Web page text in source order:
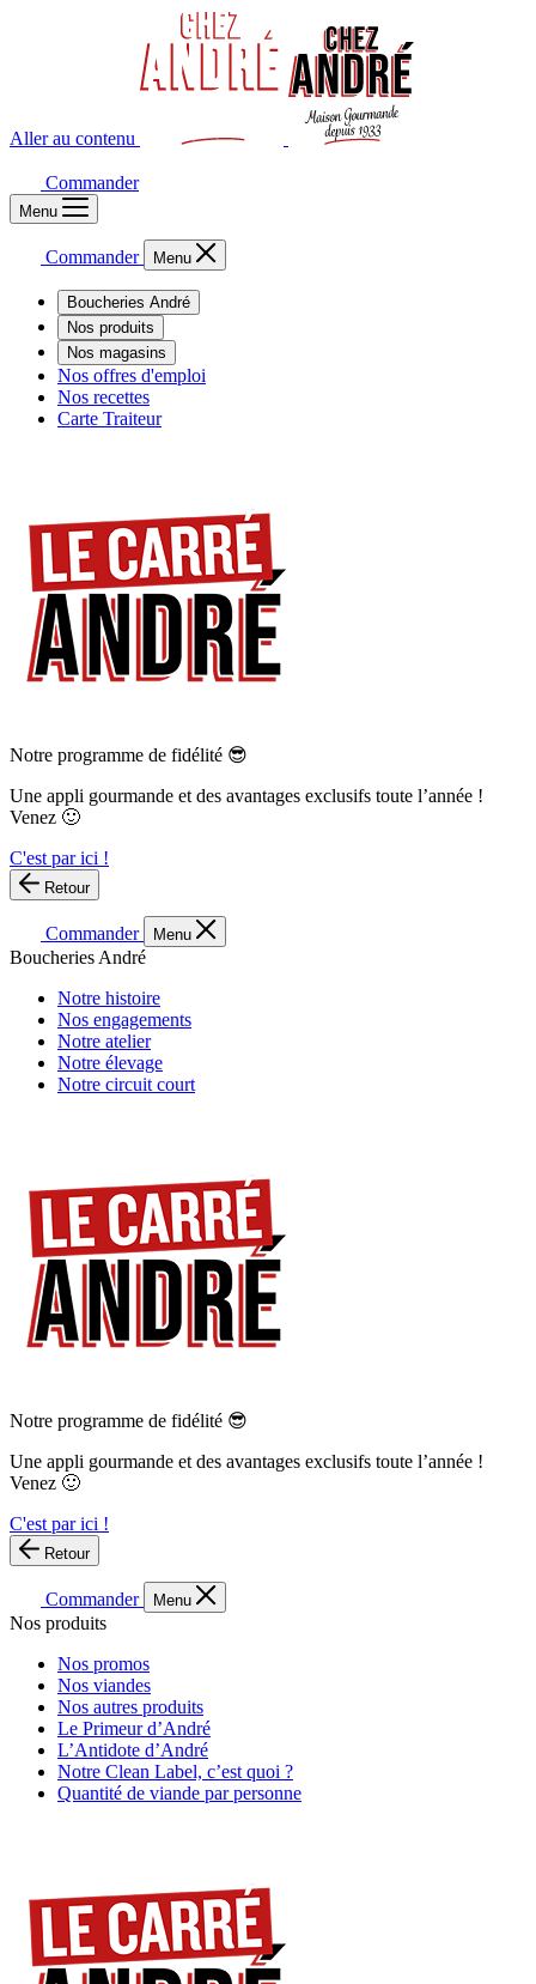
Aller au contenu
Commander
Menu
Commander Menu
Boucheries André
Nos produits
Nos magasins
Nos offres d'emploi
Nos recettes
Carte Traiteur
Notre programme de fidélité 😎
Une appli gourmande et des avantages exclusifs toute l’année !
Venez 🙂
C'est par ici !
Retour
Commander Menu
Boucheries André
Notre histoire
Nos engagements
Notre atelier
Notre élevage
Notre circuit court
Notre programme de fidélité 😎
Une appli gourmande et des avantages exclusifs toute l’année !
Venez 🙂
C'est par ici !
Retour
Commander Menu
Nos produits
Nos promos
Nos viandes
Nos autres produits
Le Primeur d’André
L’Antidote d’André
Notre Clean Label, c’est quoi ?
Quantité de viande par personne